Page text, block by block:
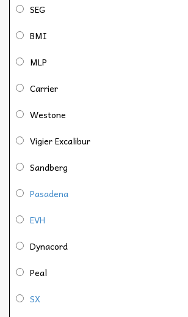
SEG
BMI
MLP
Carrier
Westone
Vigier Excalibur
Sandberg
Pasadena
EVH
Dynacord
Peal
SX